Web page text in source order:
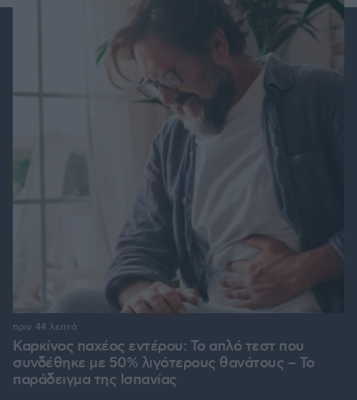
Καρκίνος παχέος εντέρου: Το απλό τεστ που
συνδέθηκε με 50% λιγότερους θανάτους – Το
παράδειγμα της Ισπανίας
πριν 44 λεπτά